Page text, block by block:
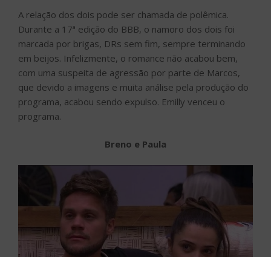
A relação dos dois pode ser chamada de polêmica.
Durante a 17ª edição do BBB, o namoro dos dois foi
marcada por brigas, DRs sem fim, sempre terminando
em beijos. Infelizmente, o romance não acabou bem,
com uma suspeita de agressão por parte de Marcos,
que devido a imagens e muita análise pela produção do
programa, acabou sendo expulso. Emilly venceu o
programa.
Breno e Paula